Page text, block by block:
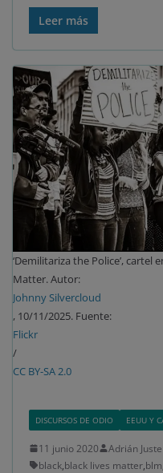
Leer más
‘Demilitariza the Police’, cartel
Matter. Autor:
Johnny Silvercloud
, 10/11/2025. Fuente:
Flickr
/
CC BY-SA 2.0
DISCURSOS DE ODIO EEUU Y
11 junio 2020
Adrián Juste
black,black lives matter,blm